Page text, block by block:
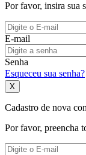
Por favor, insira sua
E-mail
Senha
Esqueceu sua senha?
X
Cadastro de nova
Por favor, preencha